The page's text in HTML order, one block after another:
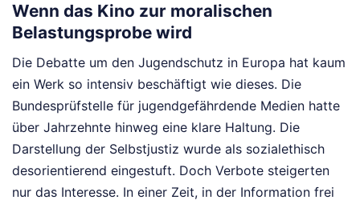
Wenn das Kino zur moralischen
Belastungsprobe wird
Die Debatte um den Jugendschutz in Europa hat kaum
ein Werk so intensiv beschäftigt wie dieses. Die
Bundesprüfstelle für jugendgefährdende Medien hatte
über Jahrzehnte hinweg eine klare Haltung. Die
Darstellung der Selbstjustiz wurde als sozialethisch
desorientierend eingestuft. Doch Verbote steigerten
nur das Interesse. In einer Zeit, in der Information frei